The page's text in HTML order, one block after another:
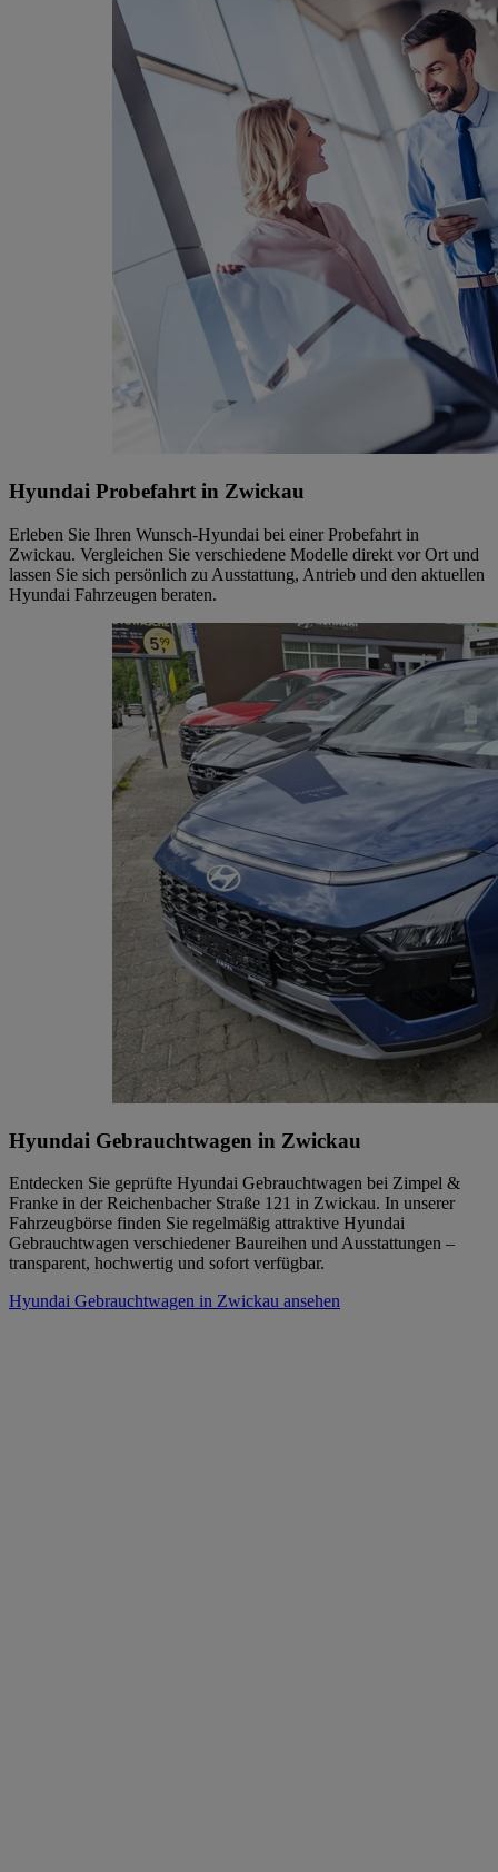
Hyundai Probefahrt in Zwickau
Erleben Sie Ihren Wunsch-Hyundai bei einer Probefahrt in
Zwickau. Vergleichen Sie verschiedene Modelle direkt vor Ort und
lassen Sie sich persönlich zu Ausstattung, Antrieb und den aktuellen
Hyundai Fahrzeugen beraten.
Hyundai Gebrauchtwagen in Zwickau
Entdecken Sie geprüfte Hyundai Gebrauchtwagen bei Zimpel &
Franke in der Reichenbacher Straße 121 in Zwickau. In unserer
Fahrzeugbörse finden Sie regelmäßig attraktive Hyundai
Gebrauchtwagen verschiedener Baureihen und Ausstattungen –
transparent, hochwertig und sofort verfügbar.
Hyundai Gebrauchtwagen in Zwickau ansehen